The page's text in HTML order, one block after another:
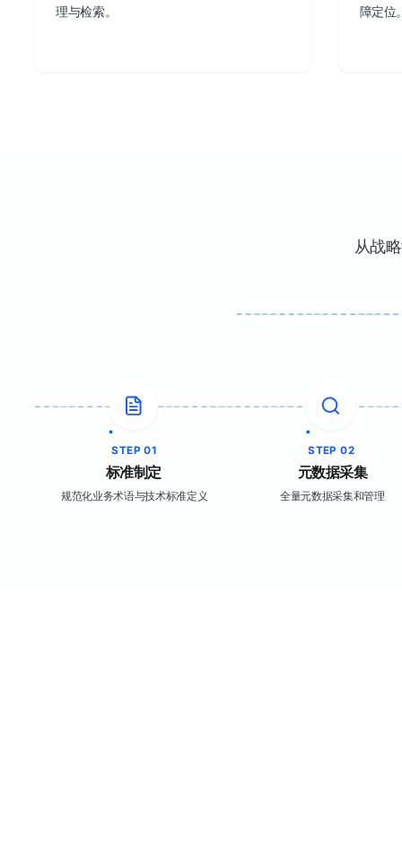
理与检索。
障定位
从战
STEP 01 STEP 02
标准制定 元数据采集
规范化业务术语与技术标准定义 全量元数据采集和管理